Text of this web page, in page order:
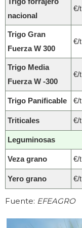
nacional
€/t
Trigo Gran
Fuerza W 300
€/t
Trigo Media
Fuerza W -300
€/t
Trigo Panificable €/t
Triticales €/t
Leguminosas
Veza grano €/t
Yero grano €/t
Fuente: EFEAGRO